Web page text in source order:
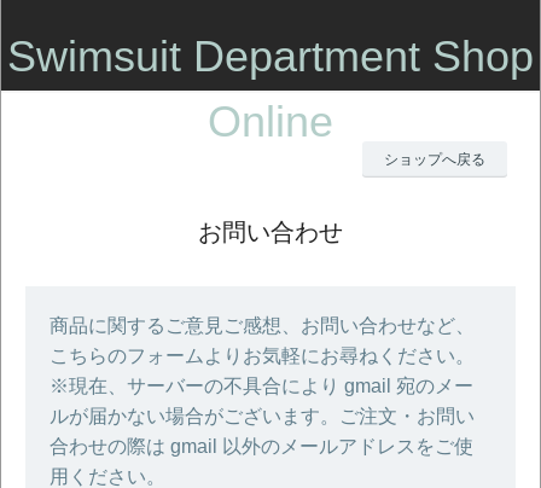
Swimsuit Department Shop
Online
ショップへ戻る
お問い合わせ
商品に関するご意見ご感想、お問い合わせなど、
こちらのフォームよりお気軽にお尋ねください。
※現在、サーバーの不具合により gmail 宛のメー
ルが届かない場合がございます。ご注文・お問い
合わせの際は gmail 以外のメールアドレスをご使
用ください。